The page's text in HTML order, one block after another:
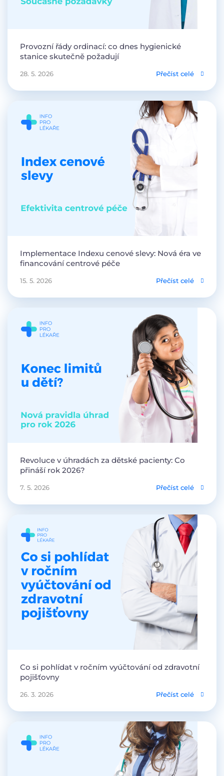
Provozní řády ordinací: co dnes hygienické
stanice skutečně požadují
28. 5. 2026 Přečíst celé
Implementace Indexu cenové slevy: Nová éra ve
financování centrové péče
15. 5. 2026 Přečíst celé
Revoluce v úhradách za dětské pacienty: Co
přináší rok 2026?
7. 5. 2026 Přečíst celé
Co si pohlídat v ročním vyúčtování od zdravotní
pojišťovny
26. 3. 2026 Přečíst celé